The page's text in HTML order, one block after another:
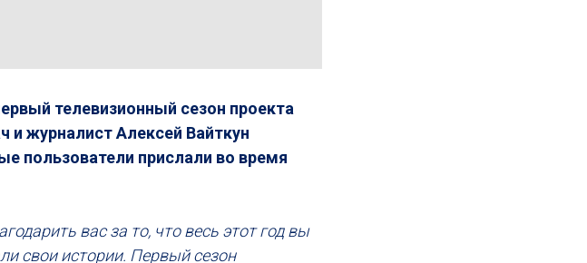
телевизионный сезон проекта
и журналист Алексей Вайткун
пользователи прислали во время
вас за то, что весь этот год вы
свои истории. Первый сезон